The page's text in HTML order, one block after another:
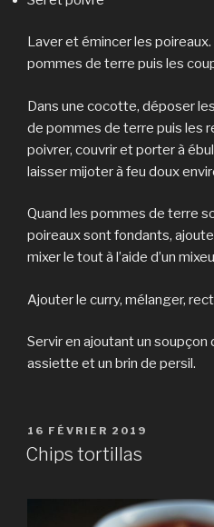
Laver et émincer les
pommes de terre puis les
Dans une cocotte, déposer
de pommes de terre puis les
poivrer, couvrir et porter à
laisser mijoter à feu doux
Quand les pommes de terre
poireaux sont fondants,
mixer le tout à l’aide d’un
Ajouter le curry, mélanger,
Servir en ajoutant un soupçon
assiette et un brin de persil.
PUBLIÉ
LE
16 FÉVRIER 2019
Chips tortillas